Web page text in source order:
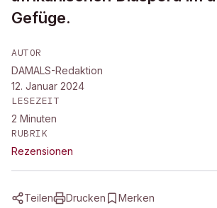
Gefüge.
AUTOR
DAMALS-Redaktion
12. Januar 2024
LESEZEIT
2 Minuten
RUBRIK
Rezensionen
Teilen Drucken Merken